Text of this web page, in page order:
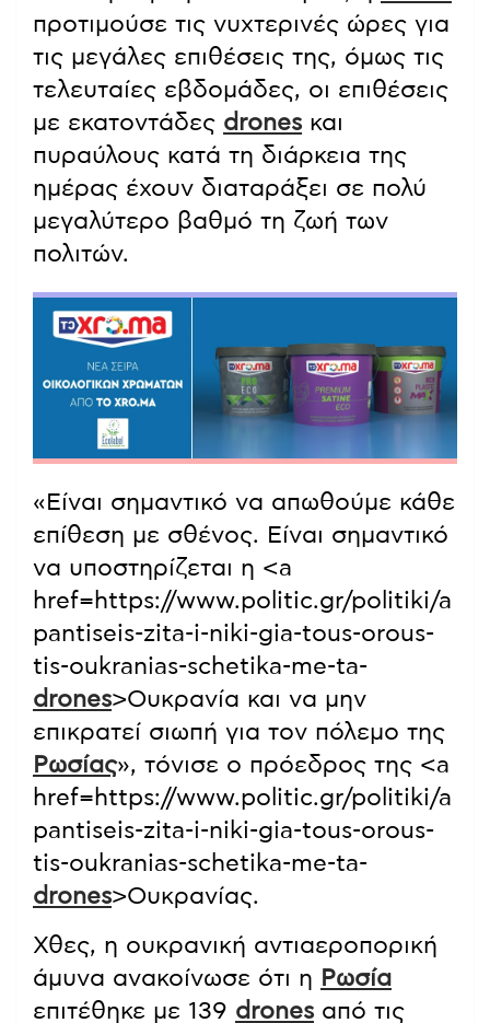
προτιμούσε τις νυχτερινές ώρες για
τις μεγάλες επιθέσεις της, όμως τις
τελευταίες εβδομάδες, οι επιθέσεις
με εκατοντάδες drones και
πυραύλους κατά τη διάρκεια της
ημέρας έχουν διαταράξει σε πολύ
μεγαλύτερο βαθμό τη ζωή των
πολιτών.
«Είναι σημαντικό να απωθούμε κάθε
επίθεση με σθένος. Είναι σημαντικό
να υποστηρίζεται η <a
href=https://www.politic.gr/politiki/a
pantiseis-zita-i-niki-gia-tous-orous-
tis-oukranias-schetika-me-ta-
drones>Ουκρανία και να μην
επικρατεί σιωπή για τον πόλεμο της
Ρωσίας», τόνισε ο πρόεδρος της <a
href=https://www.politic.gr/politiki/a
pantiseis-zita-i-niki-gia-tous-orous-
tis-oukranias-schetika-me-ta-
drones>Ουκρανίας.
Χθες, η ουκρανική αντιαεροπορική
άμυνα ανακοίνωσε ότι η Ρωσία
επιτέθηκε με 139 drones από τις